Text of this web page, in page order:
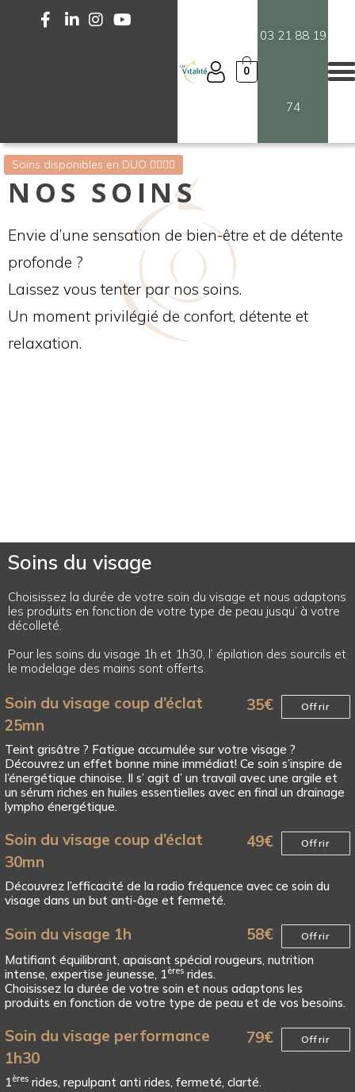
0
03 21 88 19
74
Soins disponibles en DUO 💆‍♀️💆‍♂️
NOS SOINS
Envie d’une sensation de bien-être et de détente
profonde ?
Laissez vous tenter par nos soins.
Un moment privilégié de confort, détente et
relaxation.
Soins du visage
Choisissez la durée de votre soin du visage et nous adaptons
les produits en fonction de votre type de peau jusqu’ à votre
décolleté.
Pour les soins du visage 1h et 1h30, l’ épilation des sourcils et
le modelage des mains sont offerts.
Soin du visage coup d’éclat
25mn
35€ Offrir
Teint grisâtre ? Fatigue accumulée sur votre visage ?
Découvrez un effet bonne mine immédiat! Ce soin s’inspire de
l’énergétique chinoise. Il s’ agit d’ un travail avec une argile et
un sérum riches en huiles essentielles avec en final un drainage
lympho énergétique.
Soin du visage coup d’éclat
30mn
49€ Offrir
Découvrez l’efficacité de la radio fréquence avec ce soin du
visage dans un but anti-âge et fermeté.
Soin du visage 1h 58€ Offrir
Matifiant équilibrant, apaisant spécial rougeurs, nutrition
intense, expertise jeunesse, 1ères rides.
Choisissez la durée de votre soin et nous adaptons les
produits en fonction de votre type de peau et de vos besoins.
Soin du visage performance
1h30
79€ Offrir
1ères rides, repulpant anti rides, fermeté, clarté.